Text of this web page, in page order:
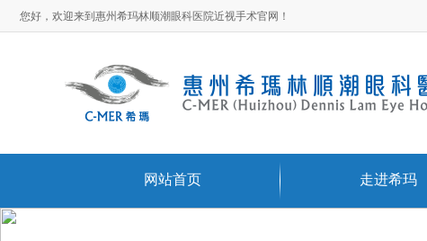
您好，欢迎来到惠州希玛林顺潮眼科医院近视手术官网！
网站首页 走进希玛